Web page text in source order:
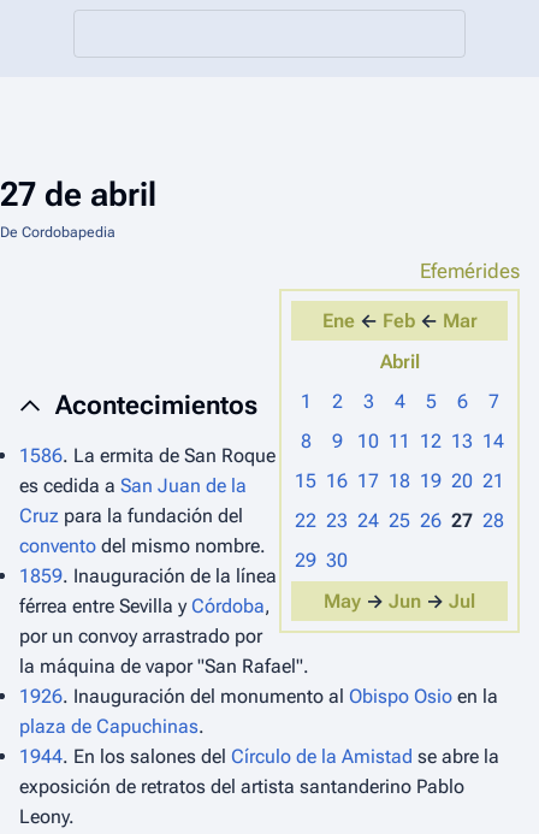
27 de abril
De Cordobapedia
Efemérides
Ene← Feb← Mar
Abril
1
2 3 4 5 6
7
8
9 10 11 12 13 14
15 16 17 18 19 20 21
22 23 24 25 26 27 28
29 30
May → Jun → Jul
Acontecimientos
1586. La ermita de San Roque
es cedida a San Juan de la
Cruz para la fundación del
convento del mismo nombre.
1859. Inauguración de la línea
férrea entre Sevilla yCórdoba,
por un convoy arrastrado por
la máquina de vapor "San Rafael".
1926. Inauguración del monumento al Obispo Osio en la
plaza de Capuchinas.
1944. En los salones del Círculo de la Amistad se abre la
exposición de retratos del artista santanderino Pablo
Leony.